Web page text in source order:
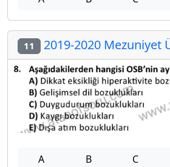
11 2019-2020 Mezuniyet
A B C